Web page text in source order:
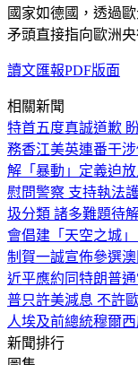
國家如德國，透過
矛頭直接指向歐洲
讀文匯報PDF版面
相關新聞
特首五度真誠道歉
務香江美英連番干
解「暴動」定義迫放
慰問警察 支持執法
圾分類 諸多難題待
會倡建「天空之城
制 賀一誠宣佈參選
近平應約同特朗普
普只許美減息 不許
人埃及前總統穆爾
新聞排行